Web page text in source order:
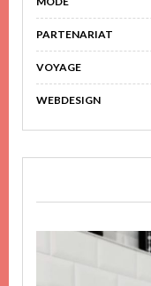
PARTENARIAT
VOYAGE
WEBDESIGN